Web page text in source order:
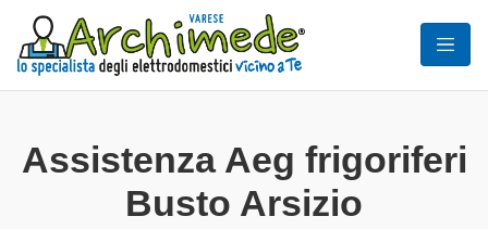
Assistenza Aeg frigoriferi
Busto Arsizio